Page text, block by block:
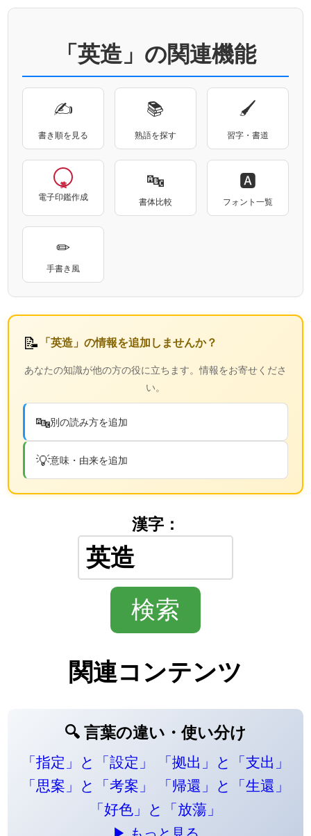
「英造」の関連機能
✍
書き順を見る
📚
熟語を探す
🖌
習字・書道
電子印鑑作成
🔤
書体比較
🅰
フォント一覧
✏
手書き風
📝 「英造」の情報を追加しませんか？
あなたの知識が他の方の役に立ちます。情報をお寄せくださ
い。
🔤別の読み方を追加
💡意味・由来を追加
漢字：
関連コンテンツ
🔍 言葉の違い・使い分け
「指定」と「設定」
「拠出」と「支出」
「思案」と「考案」
「帰還」と「生還」
「好色」と「放蕩」